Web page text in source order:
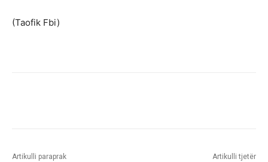
(Taofik Fbi)
Artikulli paraprak Artikulli tjetër